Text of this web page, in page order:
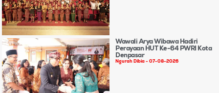
Wawali Arya Wibawa Hadiri
Perayaan HUT Ke-64 PWRI Kota
Denpasar
Ngurah Dibia 07-08-2026